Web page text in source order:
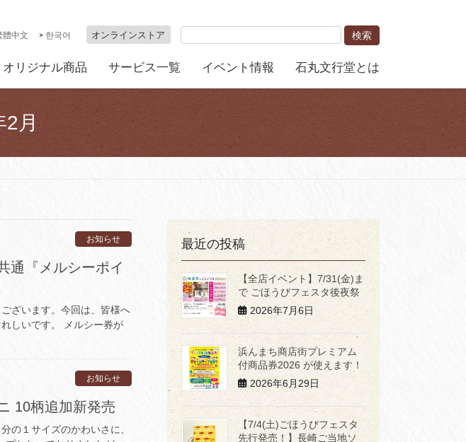
體中文 한국어 オンラインストア
オリジナル商品 サービス一覧 イベント情報 石丸文行堂とは
月
お知らせ
通『メルシーポイ
ざいます。今回は、皆様へ
しいです。 メルシー券が
お知らせ
10柄追加新発売
の１サイズのかわいさに、
最近の投稿
【全店イベント】7/31(金)ま
で ごほうびフェスタ後夜祭
2026年7月6日
浜んまち商店街プレミアム
付商品券2026 が使えます！
2026年6月29日
【7/4(土)ごほうびフェスタ
先行発売！】長崎ご当地ソ